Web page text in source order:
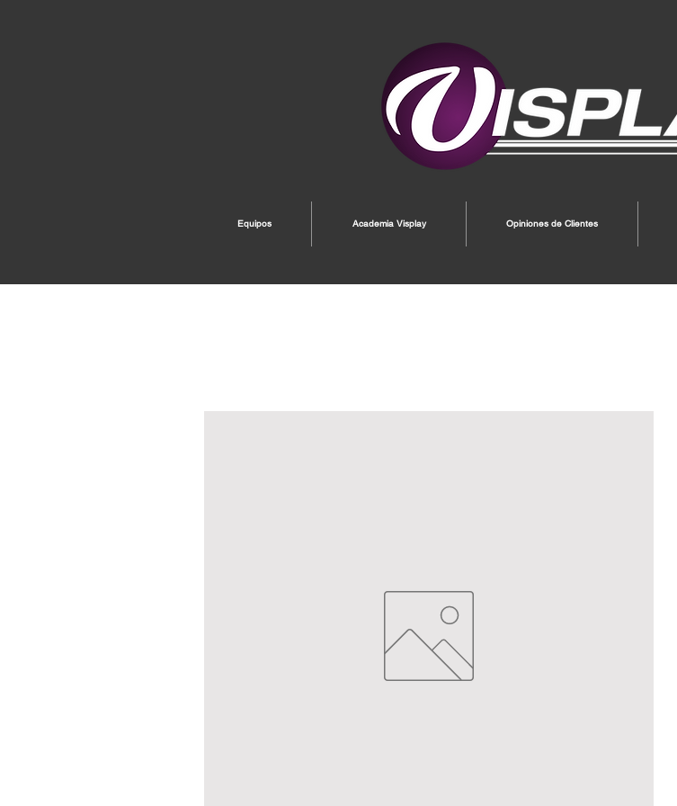
Equipos Academia Visplay Opiniones de Clientes